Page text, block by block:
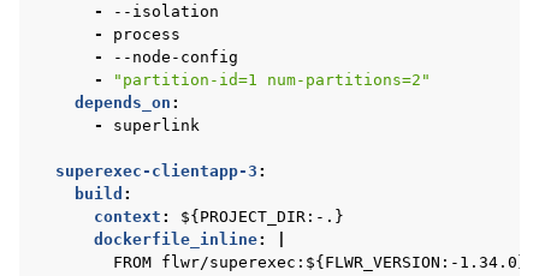
-
--isolation
-
process
-
--node-config
-
"partition-id=1
num-partitions=2"
depends_on :
-
superlink
superexec-clientapp-3 :
build :
context :
${PROJECT_DIR:-.}
dockerfile_inline:
FROM flwr/superexec:${FLWR_VERSION:-1.34.0}